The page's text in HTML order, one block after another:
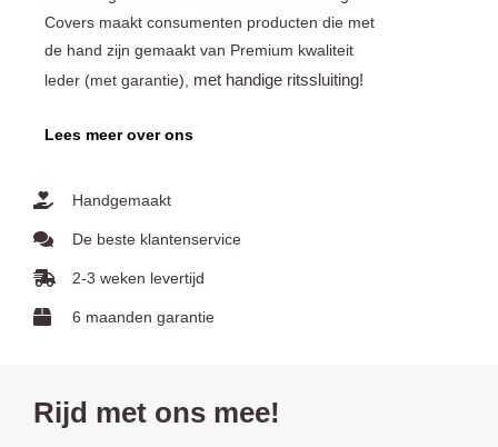
Covers maakt consumenten producten die met
de hand zijn gemaakt van Premium kwaliteit
leder (met garantie), met handige ritssluiting!
Lees meer over ons
Handgemaakt
De beste klantenservice
2-3 weken levertijd
6 maanden garantie
Rijd met ons mee!